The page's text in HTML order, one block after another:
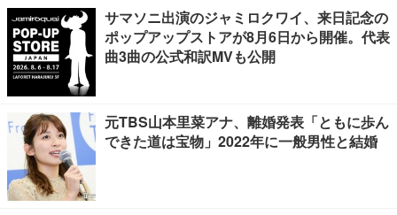
サマソニ出演のジャミロクワイ、来日記念の
ポップアップストアが8月6日から開催。代表
曲3曲の公式和訳MVも公開
元TBS山本里菜アナ、離婚発表「ともに歩ん
できた道は宝物」2022年に一般男性と結婚